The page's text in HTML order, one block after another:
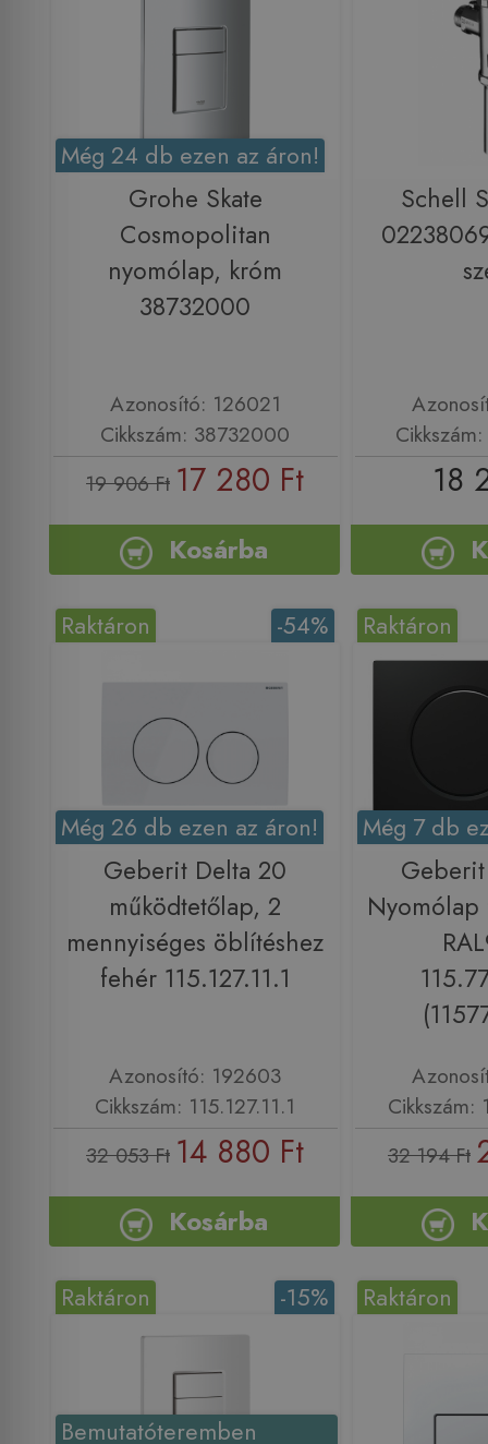
Még 24 db ezen az áron!
Grohe Skate
Cosmopolitan
nyomólap, króm
38732000
Azonosító: 126021
Cikkszám: 38732000
19 906 Ft 17 280 Ft
Kosárba
Schell
18
-54%
Raktáron
Még 26 db ezen az áron!
Geberit Delta 20
működtetőlap, 2
mennyiséges öblítéshez
fehér 115.127.11.1
Azonosító: 192603
Cikkszám: 115.127.11.1
32 053 Ft 14 880 Ft
Kosárba
Raktáron
Még 7 db
Nyomólap
Cikkszám:
32 194 Ft
Bemutatóteremben
-15%
Raktáron Raktáron